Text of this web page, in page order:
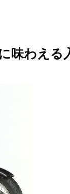
味わえる